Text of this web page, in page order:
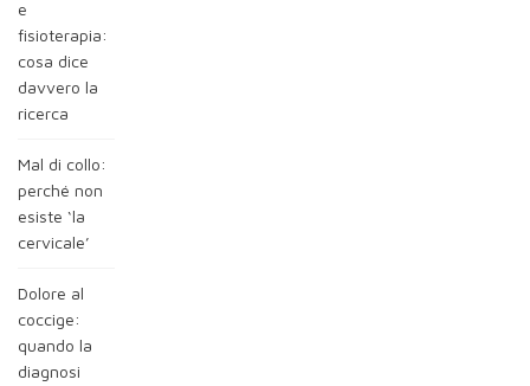
e
fisioterapia:
cosa dice
davvero la
ricerca
Mal di collo:
perché non
esiste ‘la
cervicale’
Dolore al
coccige:
quando la
diagnosi